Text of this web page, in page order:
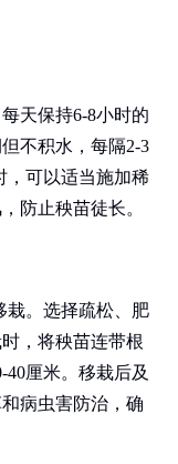
天保持6-8小时的
不积水，每隔2-3
，可以适当施加稀
防止秧苗徒长。
栽。选择疏松、肥
，将秧苗连带根
厘米。移栽后及
病虫害防治，确